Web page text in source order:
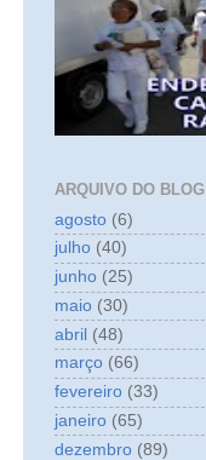
ARQUIVO DO BLOG
agosto (6)
julho (40)
junho (25)
maio (30)
abril (48)
março (66)
fevereiro (33)
janeiro (65)
dezembro (89)